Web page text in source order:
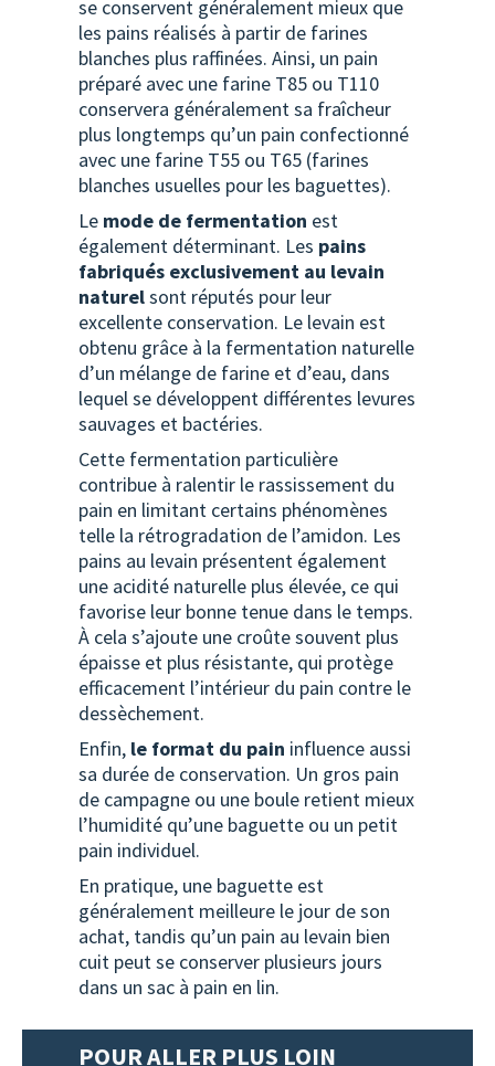
se conservent généralement mieux que
les pains réalisés à partir de farines
blanches plus raffinées. Ainsi, un pain
préparé avec une farine T85 ou T110
conservera généralement sa fraîcheur
plus longtemps qu’un pain confectionné
avec une farine T55 ou T65 (farines
blanches usuelles pour les baguettes).
Le mode de fermentation est
également déterminant. Les pains
fabriqués exclusivement au levain
naturelsont réputés pour leur
excellente conservation. Le levain est
obtenu grâce à la fermentation naturelle
d’un mélange de farine et d’eau, dans
lequel se développent différentes levures
sauvages et bactéries.
Cette fermentation particulière
contribue à ralentir le rassissement du
pain en limitant certains phénomènes
telle la rétrogradation de l’amidon. Les
pains au levain présentent également
une acidité naturelle plus élevée, ce qui
favorise leur bonne tenue dans le temps.
À cela s’ajoute une croûte souvent plus
épaisse et plus résistante, qui protège
efficacement l’intérieur du pain contre le
dessèchement.
Enfin, le format du pain influence aussi
sa durée de conservation. Un gros pain
de campagne ou une boule retient mieux
l’humidité qu’une baguette ou un petit
pain individuel.
En pratique, une baguette est
généralement meilleure le jour de son
achat, tandis qu’un pain au levain bien
cuit peut se conserver plusieurs jours
dans un sac à pain en lin.
POUR ALLER PLUS LOIN